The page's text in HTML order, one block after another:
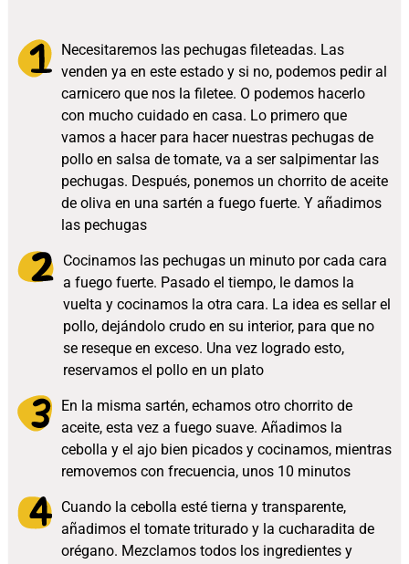
Necesitaremos las pechugas fileteadas. Las
venden ya en este estado y si no, podemos pedir al
carnicero que nos la filetee. O podemos hacerlo
con mucho cuidado en casa. Lo primero que
vamos a hacer para hacer nuestras pechugas de
pollo en salsa de tomate, va a ser salpimentar las
pechugas. Después, ponemos un chorrito de aceite
de oliva en una sartén a fuego fuerte. Y añadimos
las pechugas
Cocinamos las pechugas un minuto por cada cara
a fuego fuerte. Pasado el tiempo, le damos la
vuelta y cocinamos la otra cara. La idea es sellar el
pollo, dejándolo crudo en su interior, para que no
se reseque en exceso. Una vez logrado esto,
reservamos el pollo en un plato
En la misma sartén, echamos otro chorrito de
aceite, esta vez a fuego suave. Añadimos la
cebolla y el ajo bien picados y cocinamos, mientras
removemos con frecuencia, unos 10 minutos
Cuando la cebolla esté tierna y transparente,
añadimos el tomate triturado y la cucharadita de
orégano. Mezclamos todos los ingredientes y